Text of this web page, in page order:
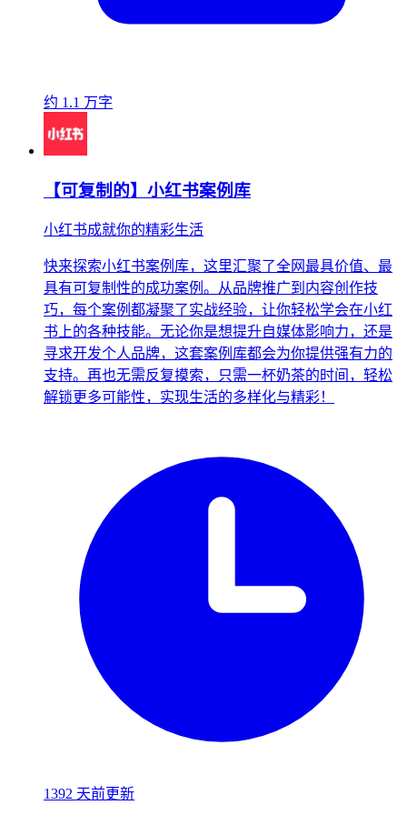
约 1.1 万字
【可复制的】小红书案例库
小红书成就你的精彩生活
快来探索小红书案例库，这里汇聚了全网最具价值、最
具有可复制性的成功案例。从品牌推广到内容创作技
巧，每个案例都凝聚了实战经验，让你轻松学会在小红
书上的各种技能。无论你是想提升自媒体影响力，还是
寻求开发个人品牌，这套案例库都会为你提供强有力的
支持。再也无需反复摸索，只需一杯奶茶的时间，轻松
解锁更多可能性，实现生活的多样化与精彩！
1392 天前更新